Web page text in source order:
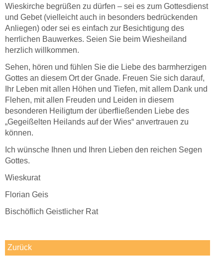
Wieskirche begrüßen zu dürfen – sei es zum Gottesdienst
und Gebet (vielleicht auch in besonders bedrückenden
Anliegen) oder sei es einfach zur Besichtigung des
herrlichen Bauwerkes. Seien Sie beim Wiesheiland
herzlich willkommen.
Sehen, hören und fühlen Sie die Liebe des barmherzigen
Gottes an diesem Ort der Gnade. Freuen Sie sich darauf,
Ihr Leben mit allen Höhen und Tiefen, mit allem Dank und
Flehen, mit allen Freuden und Leiden in diesem
besonderen Heiligtum der überfließenden Liebe des
„Gegeißelten Heilands auf der Wies“ anvertrauen zu
können.
Ich wünsche Ihnen und Ihren Lieben den reichen Segen
Gottes.
Wieskurat
Florian Geis
Bischöflich Geistlicher Rat
Zurück